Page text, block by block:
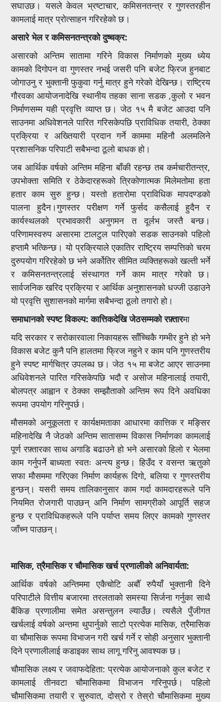
सघाउछ। यसले केवल भ्रष्टाचार, कमिसनतन्त्र र गुणस्तरहीन
कामलाई मात्र प्रोत्साहन गरिरहेको छ।
असारे भेल र कमिसनतन्त्रको दुष्चक्र:
असारको अन्तिम सातामा गरिने विकास निर्माणको मुख्य ध्येय
कामको दिगोपन वा गुणस्तर नभई जसरी पनि बजेट फ्रिज हुनबाट
जोगाउनु र भुक्तानी फुकुवा गर्नु मात्र हुने गरेको देखिन्छ। राष्ट्रिय
गौरवका आयोजनादेखि स्थानीय तहका साना सडक ,कुलो र भवन
निर्माणसम्म यही प्रवृत्ति व्याप्त छ। जेठ १५ मै बजेट आउदा पनि
साउनमा अधिवेशनले पारित गरिसकेपछि प्राविधिक तयारी, ठेक्का
प्रक्रिया र अख्तियारी प्रदान गर्ने काममा महिनौ अलमलिने
प्रशासनिक परिपाटी सबैभन्दा ठूलो बाधक हो।
जब आर्थिक वर्षको अन्तिम महिना बाँकी रहन्छ तब कर्मचारीतन्त्र,
उपभोक्ता समिति र ठेकेदारहरूको त्रिकोणात्मक मिलेमतोमा हता
हतार काम सुरु हुन्छ। यस्तो हतारोमा प्राविधिक मापदण्डको
पालना हुदैन।गुणस्तर परीक्षण गर्ने फुर्सद कसैलाई हुदैन र
कार्यस्थलको प्रभावकारी अनुगमन त दूर्लभ जस्तै बन्छ।
परिणामस्वरुप असारमा टालटुल पारिएको सडक साउनको पहिलो
हप्तामै भत्किन्छ। यो प्रक्रियाले एकातिर राष्ट्रिय सम्पत्तिको चरम
दुरुपयोग गरिरहेको छ भने अर्कोतिर सीमित व्यक्तिहरूको खल्ती भर्ने
र कमिसनतन्त्रलाई संस्थागत गर्ने काम मात्र गरेको छ।
सार्वजनिक खरिद प्रक्रिया र आर्थिक अनुशासनको धज्जी उडाउने
यो प्रवृत्ति सुशासनको मार्गमा सबैभन्दा ठूलो तगारो हो।
समाधानको स्पष्ट विकल्प: कात्तिकदेखि जेठसम्मको रफ़्तारमा
यदि सरकार र सरोकारवाला निकायहरू साँच्चिकै गम्भीर हुने हो भने
विकास बजेट कुनै पनि हालतमा फ्रिज नहुने र काम पनि गुणस्तरीय
हुने स्पष्ट मार्गचित्र उपलब्ध छ। जेठ १५ मा बजेट आएर साउनमा
अधिवेशनले पारित गरिसकेपछि भदौ र असोज महिनालाई तयारी,
बोलपत्र आह्वान र ठेक्का सम्झौताको अन्तिम रूप दिने अवधिका
रूपमा उपयोग गरिनुपर्छ।
मौसमको अनुकूलता र कार्यक्षमताका आधारमा कात्तिक र मङ्सिर
महिनादेखि नै जेठको अन्तिम सातासम्म विकास निर्माणका कामलाई
पूर्ण रफ़्तारका साथ अगाडि बढाउने हो भने असारको हिलो र भेलमा
काम गर्नुपर्ने बाध्यता स्वतः अन्त्य हुन्छ। हिउँद र वसन्त ऋतुको
सफा मौसममा गरिएका निर्माण कार्यहरू दिगो, बलिया र गुणस्तरीय
हुन्छन्। यसरी समय तालिकानुसार काम गर्दा कामदारहरूले पनि
नियमित रोजगारी पाउछन् अनि निर्माण सामग्रीको आपूर्ति सहज
हुन्छ र प्राविधिकहरूले पनि पर्याप्त समय लिएर कामको गुणस्तर
जाँच्न पाउछन्।
मासिक, त्रैमासिक र चौमासिक खर्च प्रणालीको अनिवार्यता:
आर्थिक वर्षको अन्तिममा एकैचोटि अर्बौँ रुपैयाँ भुक्तानी दिने
परिपाटीले वित्तीय बजारमा तरलताको समस्या सिर्जना गर्नुका साथै
बैंकिङ प्रणालीमा समेत असन्तुलन ल्याउँछ। त्यसैले पुँजीगत
खर्चलाई वर्षको अन्तमा थुपार्नुको साटो प्रत्येक मासिक, त्रैमासिक
वा चौमासिक रूपमा विभाजन गरी खर्च गर्ने र सोही अनुसार भुक्तानी
दिने प्रणालीलाई कडाइका साथ लागू गरिनु आवश्यक छ।
चौमासिक लक्ष्य र जवाफदेहिता: प्रत्येक आयोजनाको कुल बजेट र
कामलाई तीनवटा चौमासिकमा विभाजन गरिनुपर्छ। पहिलो
चौमासिकमा तयारी र सुरुवात, दोस्रो र तेस्रो चौमासिकमा मुख्य